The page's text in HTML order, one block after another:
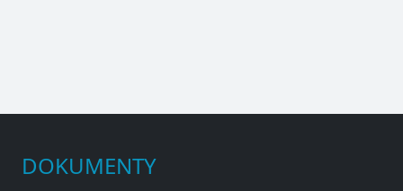
DOKUMENTY